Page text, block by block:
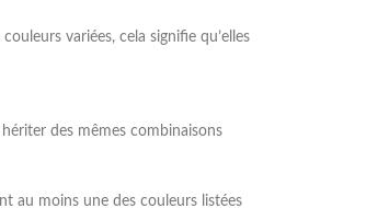
variées, cela signifie qu’elles
des mêmes combinaisons
au moins une des couleurs listées